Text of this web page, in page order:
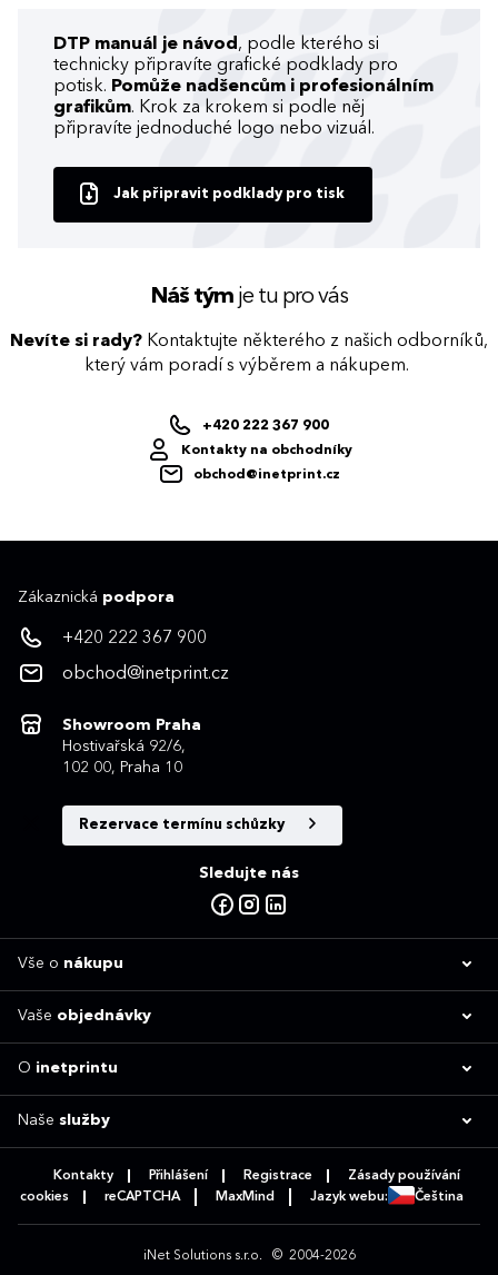
DTP manuál je návod , podle kterého si
technicky připravíte grafické podklady pro
potisk. Pomůže nadšencům i profesionálním
grafikům. Krok za krokem si podle něj
připravíte jednoduché logo nebo vizuál.
Jak připravit podklady pro tisk
Náš týmje tu pro vás
Nevíte si rady? Kontaktujte některého z našich odborníků,
který vám poradí s výběrem a nákupem.
+420 222 367 900
Kontakty na obchodníky
obchod@inetprint.cz
Zákaznická podpora
+420 222 367 900
obchod@inetprint.cz
Showroom Praha
Hostivařská 92/6,
102 00, Praha 10
Rezervace termínu schůzky
Sledujte nás
Vše o nákupu
Vaše objednávky
O inetprintu
Naše služby
Kontakty Přihlášení Registrace
Zásady používání
cookies
reCAPTCHA MaxMind Jazyk webu: Čeština
iNet Solutions s.r.o. © 2004-2026